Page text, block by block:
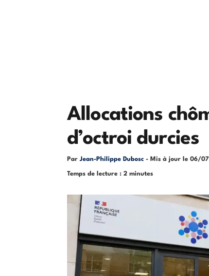
Allocations
d’octroi durcies
Par Jean-Philippe Dubosc - Mis à jour le 06/
Temps de lecture : 2 minutes